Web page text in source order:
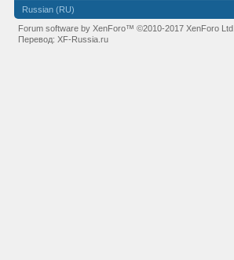
Russian (RU)
Forum software by XenForo™©2010-2017 XenForo Ltd.
Перевод:XF-Russia.ru